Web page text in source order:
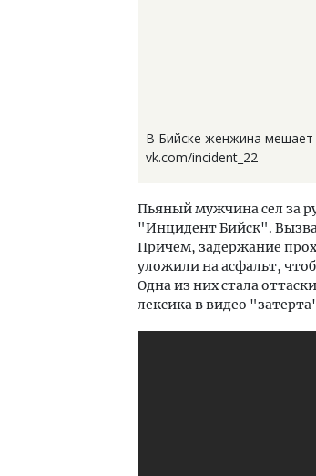
В Бийске женжина мешает
vk.com/incident_22
Пьяный мужчина сел за
"Инцидент Бийск".
Причем, задержание
уложили на асфальт,
Одна из них стала
лексика в видео